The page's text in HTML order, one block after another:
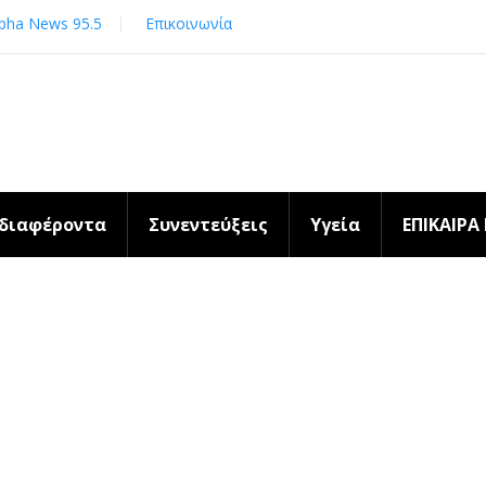
News 95.5 Επικοινωνία
Συνεντεύξεις Υγεία